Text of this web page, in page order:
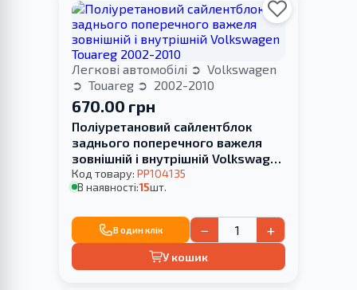
Легкові автомобілі
Volkswagen
Touareg
2002-2010
670.00 грн
Поліуретановий сайлентблок
заднього поперечного важеля
зовнішній і внутрішній Volkswagen
Touareg 2002-2010
Код товару: PP104135
В наявності:15шт.
В один клік − +
У кошик